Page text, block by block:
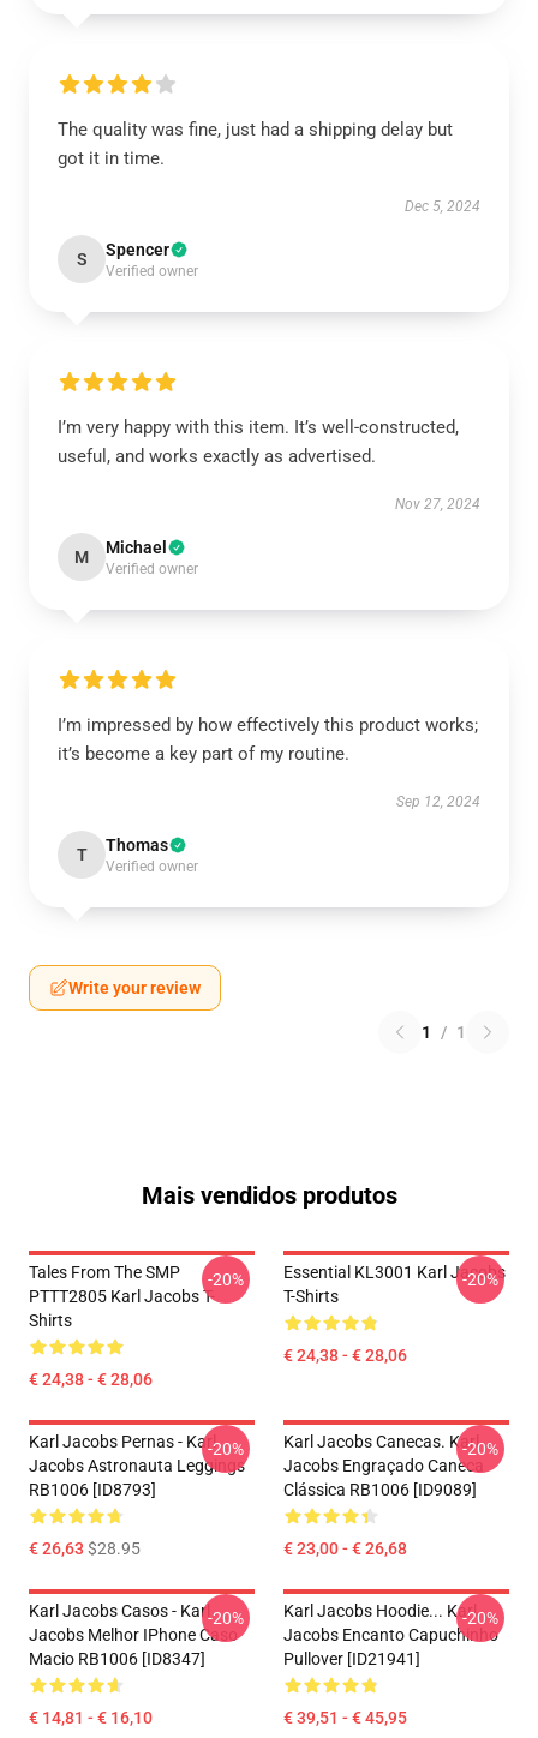
The quality was fine, just had a shipping delay but
got it in time.
Dec 5, 2024
S Spencer
Verified owner
I’m very happy with this item. It’s well-constructed,
useful, and works exactly as advertised.
Nov 27, 2024
M Michael
Verified owner
I’m impressed by how effectively this product works;
it’s become a key part of my routine.
Sep 12, 2024
T Thomas
Verified owner
Write your review
1 / 1
Mais vendidos produtos
Tales From The SMP
PTTT2805 Karl Jacobs T-
Shirts
€ 24,38 - € 28,06
-20%
Essential KL3001 Karl Jacobs
T-Shirts
€ 24,38 - € 28,06
-20%
Karl Jacobs Pernas - Karl
Jacobs Astronauta Leggings
RB1006 [ID8793]
€ 26,63 $28.95
-20%
Karl Jacobs Canecas. Karl
Jacobs Engraçado Caneca
Clássica RB1006 [ID9089]
€ 23,00 - € 26,68
-20%
Karl Jacobs Casos - Karl
Jacobs Melhor IPhone Caso
Macio RB1006 [ID8347]
€ 14,81 - € 16,10
-20%
Karl Jacobs Hoodie... Karl
Jacobs Encanto Capuchinho
Pullover [ID21941]
€ 39,51 - € 45,95
-20%